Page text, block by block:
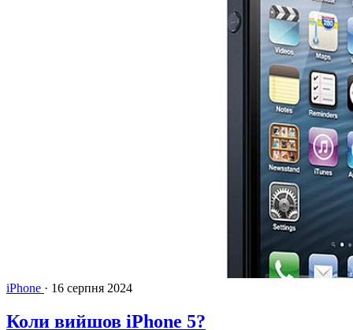
iPhone · 16 серпня 2024
Коли вийшов iPhone 5?